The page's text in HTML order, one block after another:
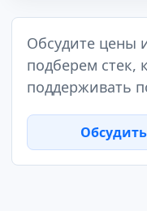
Обсудите цены
подберем стек,
поддерживать